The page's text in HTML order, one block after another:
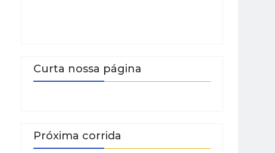
Curta nossa página
Próxima corrida